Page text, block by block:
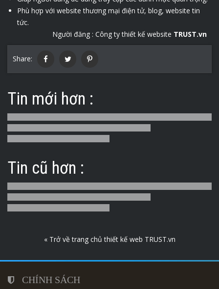
Phù hợp với website thương mại điện tử, blog, website tin
tức.
Người đăng : Công ty thiết kế website TRUST.vn
Share:
Tin mới hơn :
Tin cũ hơn :
« Trở về trang chủ thiết kế web TRUST.vn
CHÍNH SÁCH